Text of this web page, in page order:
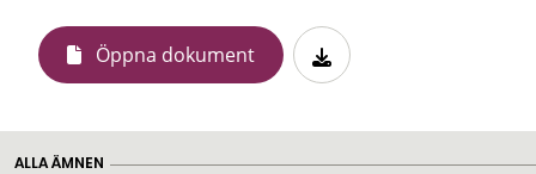
Öppna dokument
ALLA ÄMNEN